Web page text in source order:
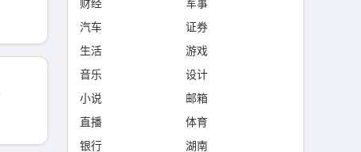
财经
军事
汽车
证券
生活
游戏
音乐
设计
小说
邮箱
直播
体育
银行
湖南